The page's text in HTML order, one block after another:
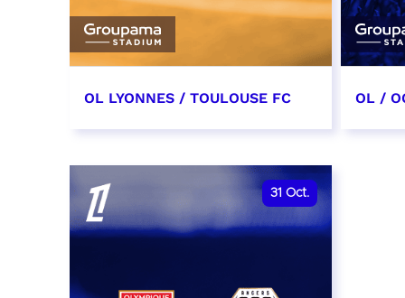
OL LYONNES / TOULOUSE FC
date et heure à confirmer
RÉSERVER
OL /
31 Oct.